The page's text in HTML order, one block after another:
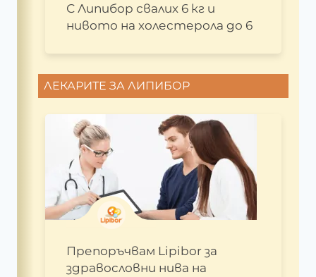
С Липибор свалих 6 кг и
нивото на холестерола до 6
ЛЕКАРИТЕ ЗА ЛИПИБОР
Препоръчвам Lipibor за
здравословни нива на